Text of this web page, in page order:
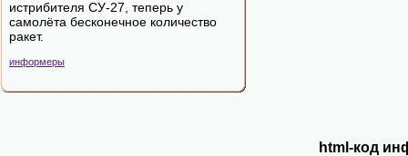
истрибителя СУ-27, теперь у
самолёта бесконечное количество
ракет.
информеры
html-код